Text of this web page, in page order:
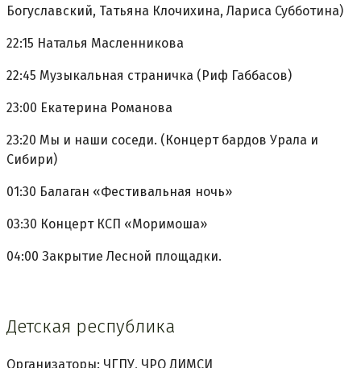
Богуславский, Татьяна Клочихина, Лариса Субботина)
22:15 Наталья Масленникова
22:45 Музыкальная страничка (Риф Габбасов)
23:00 Екатерина Романова
23:20 Мы и наши соседи. (Концерт бардов Урала и
Сибири)
01:30 Балаган «Фестивальная ночь»
03:30 Концерт КСП «Моримоша»
04:00 Закрытие Лесной площадки.
Детская республика
Организаторы: ЧГПУ, ЧРО ДИМСИ